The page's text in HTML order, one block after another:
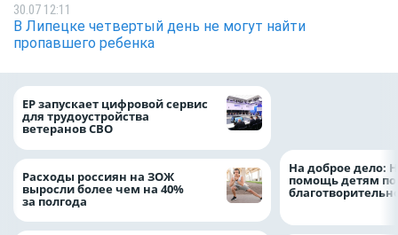
30.07 12:11
В Липецке четвертый день не могут найти
пропавшего ребенка
ЕР запускает цифровой сервис
для трудоустройства
ветеранов СВО
Расходы россиян на ЗОЖ
выросли более чем на 40%
за полгода
На доброе дело:
помощь детям по